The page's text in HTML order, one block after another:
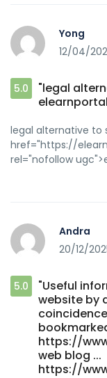
Yong
12/04/
5.0
"legal
legal alternative to
href="https://
rel="nofollow
Andra
20/12/
5.0
"Useful
website by
https://
web blog ...
https://